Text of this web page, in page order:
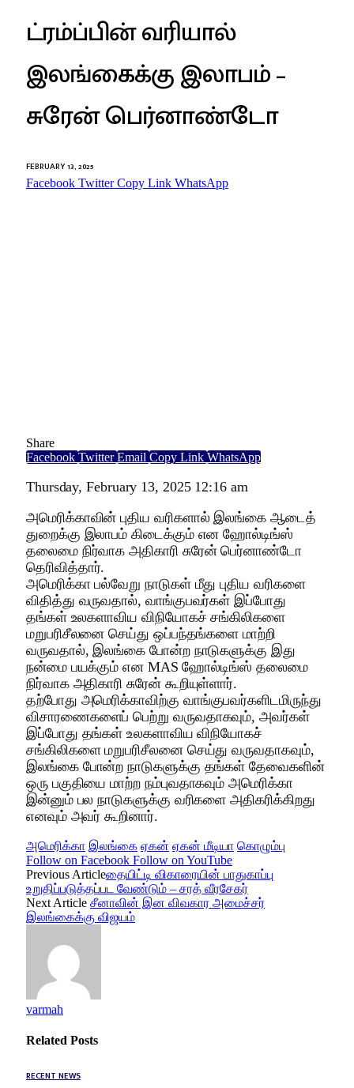
ட்ரம்ப்பின் வரியால்
இலங்கைக்கு இலாபம் –
சுரேன் பெர்னாண்டோ
FEBRUARY 13, 2025
Facebook Twitter Copy Link WhatsApp
Share
Facebook Twitter Email Copy Link WhatsApp
Thursday, February 13, 2025 12:16 am
அமெரிக்காவின் புதிய வரிகளால் இலங்கை ஆடைத்
துறைக்கு இலாபம் கிடைக்கும் என ஹோல்டிங்ஸ்
தலைமை நிர்வாக அதிகாரி சுரேன் பெர்னாண்டோ
தெரிவித்தார்.
அமெரிக்கா பல்வேறு நாடுகள் மீது புதிய வரிகளை
விதித்து வருவதால், வாங்குபவர்கள் இப்போது
தங்கள் உலகளாவிய விநியோகச் சங்கிலிகளை
மறுபரிசீலனை செய்து ஒப்பந்தங்களை மாற்றி
வருவதால், இலங்கை போன்ற நாடுகளுக்கு இது
நன்மை பயக்கும் என MAS ஹோல்டிங்ஸ் தலைமை
நிர்வாக அதிகாரி சுரேன் கூறியுள்ளார்.
தற்போது அமெரிக்காவிற்கு வாங்குபவர்களிடமிருந்து
விசாரணைகளைப் பெற்று வருவதாகவும், அவர்கள்
இப்போது தங்கள் உலகளாவிய விநியோகச்
சங்கிலிகளை மறுபரிசீலனை செய்து வருவதாகவும்,
இலங்கை போன்ற நாடுகளுக்கு தங்கள் தேவைகளின்
ஒரு பகுதியை மாற்ற நம்புவதாகவும் அமெரிக்கா
இன்னும் பல நாடுகளுக்கு வரிகளை அதிகரிக்கிறது
எனவும் அவர் கூறினார்.
அமெரிக்கா இலங்கை ஏகன் ஏகன் மீடியா கொழும்பு
Follow on Facebook Follow on YouTube
Previous Articleதையிட்டி விகாரையின் பாதுகாப்பு
உறுதிப்படுத்தப்பட வேண்டும் – சரத் வீரசேகர்
Next Article சீனாவின் இன விவகார அமைச்சர்
இலங்கைக்கு விஜயம்
varmah
Related Posts
RECENT NEWS